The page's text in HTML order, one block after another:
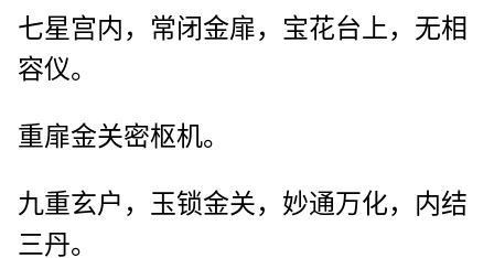
七星宫内，常闭金扉，宝花台上，无相
容仪。
重扉金关密枢机。
九重玄户，玉锁金关，妙通万化，内结
三丹。